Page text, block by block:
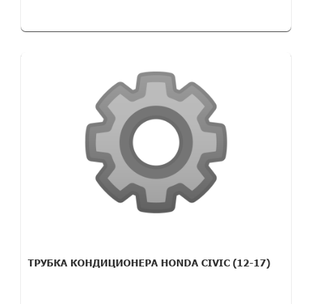
ТРУБКА КОНДИЦИОНЕРА HONDA CIVIC (12-17)